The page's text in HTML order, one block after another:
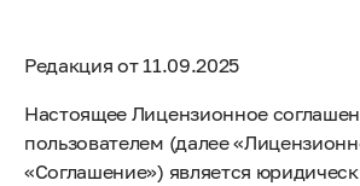
Редакция от 11.09.2025
Настоящее Лицензионное
пользователем (далее
«Соглашение») является